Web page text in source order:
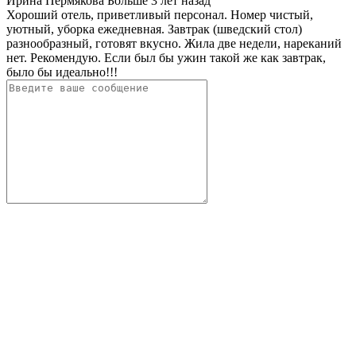
Хороший отель, приветливый персонал. Номер чистый,
уютный, уборка ежедневная. Завтрак (шведский стол)
разнообразный, готовят вкусно. Жила две недели, нареканий
нет. Рекомендую. Если был бы ужин такой же как завтрак,
было бы идеально!!!